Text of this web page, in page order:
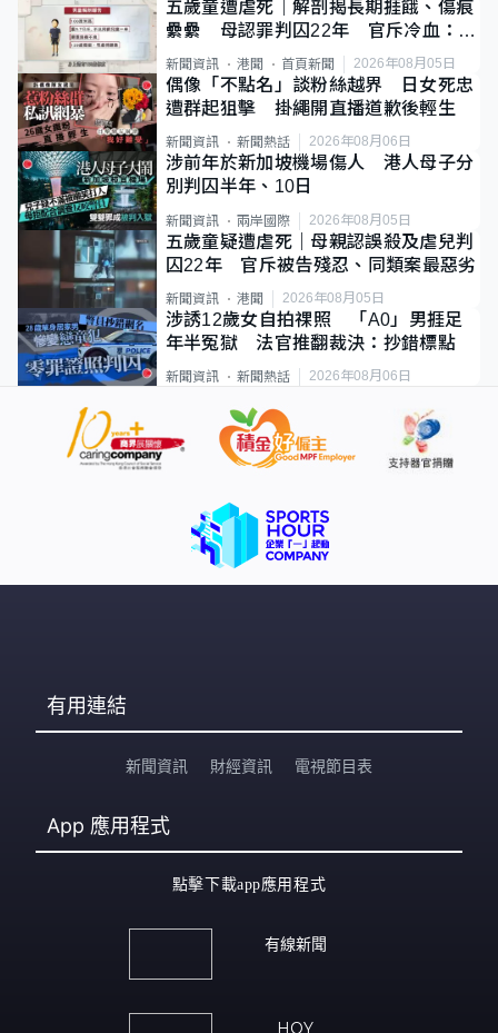
五歲童遭虐死｜解剖揭長期捱餓、傷痕
纍纍 母認罪判囚22年 官斥冷血：同
類案最惡劣
新聞資訊 港聞 首頁新聞 2026年08月05日
偶像「不點名」談粉絲越界 日女死忠
遭群起狙擊 掛繩開直播道歉後輕生
新聞資訊 新聞熱話 2026年08月06日
涉前年於新加坡機場傷人 港人母子分
別判囚半年、10日
新聞資訊 兩岸國際 2026年08月05日
五歲童疑遭虐死｜母親認誤殺及虐兒判
囚22年 官斥被告殘忍、同類案最惡劣
新聞資訊 港聞 2026年08月05日
涉誘12歲女自拍祼照 「A0」男捱足
年半冤獄 法官推翻裁決：抄錯標點
新聞資訊 新聞熱話 2026年08月06日
有用連結
新聞資訊 財經資訊 電視節目表
App 應用程式
點擊下載app應用程式
有線新聞
HOY